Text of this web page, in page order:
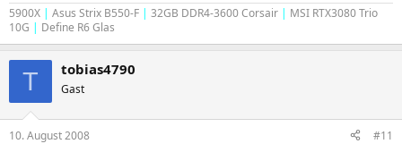
5900X | Asus Strix B550-F | 32GB DDR4-3600 Corsair | MSI RTX3080 Trio
10G | Define R6 Glas
T tobias4790
Gast
10. August 2008 #11